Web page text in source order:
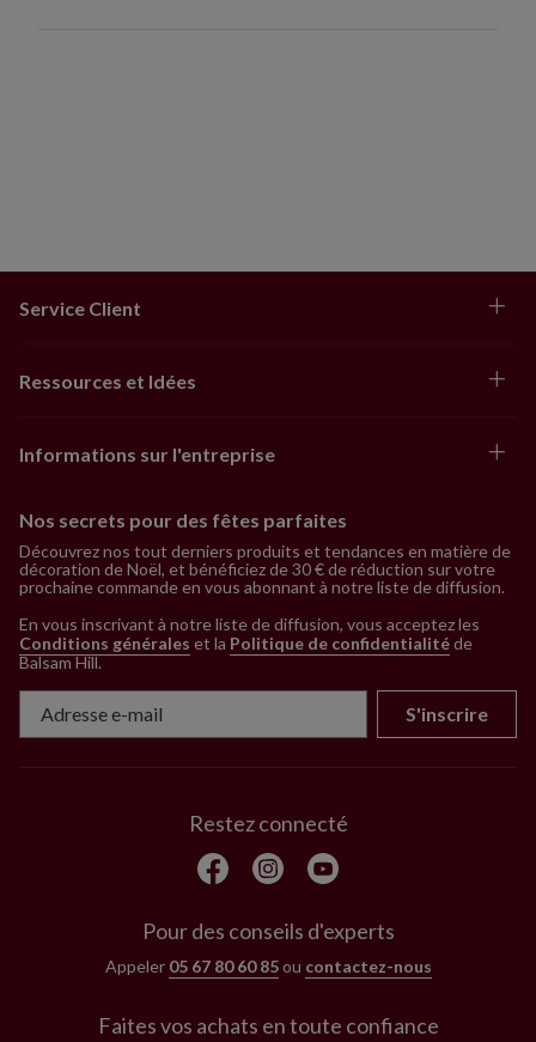
Service Client
Ressources et Idées
Informations sur l'entreprise
Nos secrets pour des fêtes parfaites
Découvrez nos tout derniers produits et tendances en matière de
décoration de Noël, et bénéficiez de 30 € de réduction sur votre
prochaine commande en vous abonnant à notre liste de diffusion.
En vous inscrivant à notre liste de diffusion, vous acceptez les
Conditions générales et la Politique de confidentialitéde
Balsam Hill.
S'inscrire
Restez connecté
Pour des conseils d'experts
Appeler 05 67 80 60 85ou contactez-nous
Faites vos achats en toute confiance